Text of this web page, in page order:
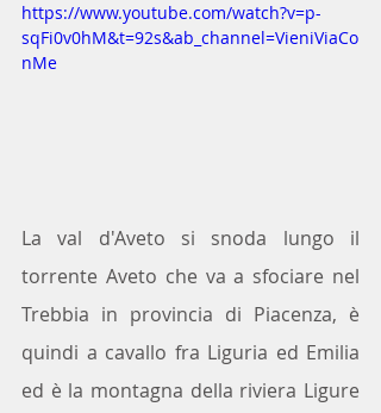
https://www.youtube.com/watch?v=p-
sqFi0v0hM&t=92s&ab_channel=VieniViaCo
nMe
La val d'Aveto si snoda lungo il
torrente Aveto che va a sfociare nel
Trebbia in provincia di Piacenza, è
quindi a cavallo fra Liguria ed Emilia
ed è la montagna della riviera Ligure